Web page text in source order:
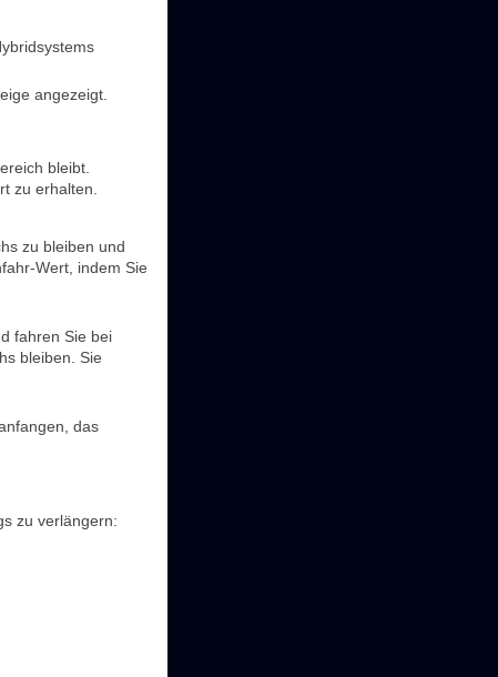
angezeigt.
bleibt.
zu erhalten.
zu bleiben und
Wert, indem Sie
fahren Sie bei
bleiben. Sie
das
zu verlängern: